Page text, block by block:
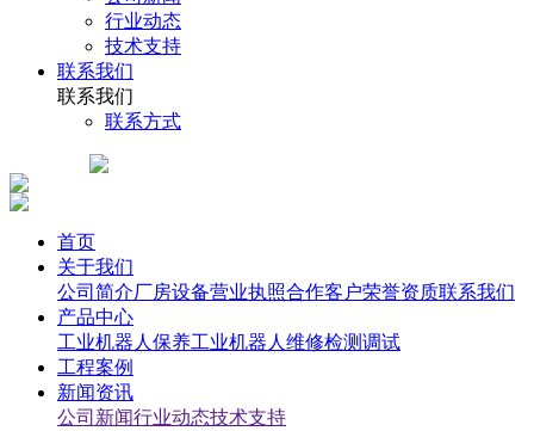
行业动态
技术支持
联系我们
联系我们
联系方式
首页
关于我们
公司简介厂房设备营业执照合作客户荣誉资质联系我们
产品中心
工业机器人保养工业机器人维修检测调试
工程案例
新闻资讯
公司新闻行业动态技术支持